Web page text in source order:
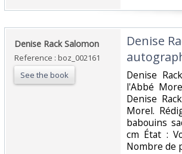
‎Denise Rack Salomon‎
Reference : boz_002161
See the book
‎Denise
‎Denise
l'Abbé
Denise
Morel.
babouins
cm État :
Nombre de